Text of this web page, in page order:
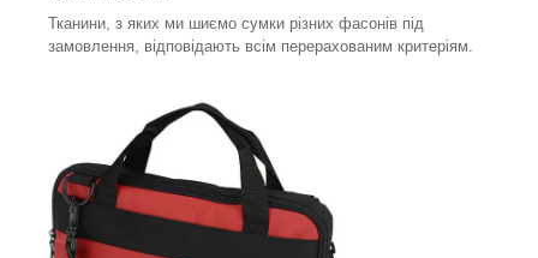
Тканини, з яких ми шиємо сумки різних фасонів під
замовлення, відповідають всім перерахованим критеріям.